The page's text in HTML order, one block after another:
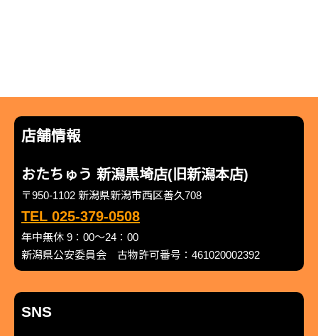
店舗情報
おたちゅう 新潟黒埼店(旧新潟本店)
〒950-1102 新潟県新潟市西区善久708
TEL 025-379-0508
年中無休 9：00～24：00
新潟県公安委員会 古物許可番号：461020002392
SNS